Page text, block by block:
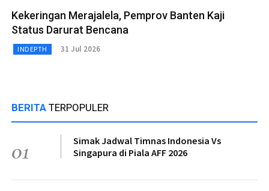
Kekeringan Merajalela, Pemprov Banten Kaji
Status Darurat Bencana
INDEPTH 31 Jul 2026
BERITA TERPOPULER
01
Simak Jadwal Timnas Indonesia Vs
Singapura di Piala AFF 2026